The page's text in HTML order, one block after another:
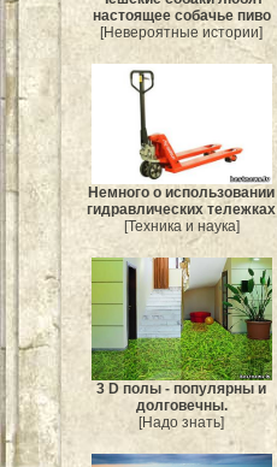
настоящее собачье пиво
[Невероятные истории]
Немного о использовании
гидравлических тележках
[Техника и наука]
3 D полы - популярны и
долговечны.
[Надо знать]